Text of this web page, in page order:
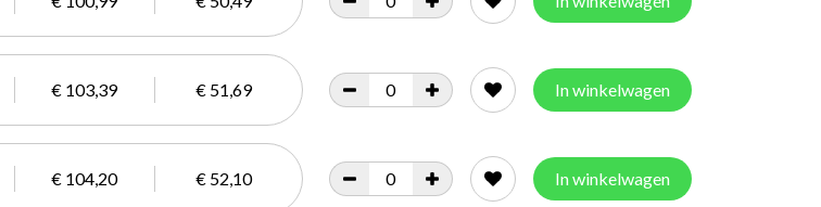
€ 103,39 € 51,69 In winkelwagen
€ 104,20 € 52,10 In winkelwagen